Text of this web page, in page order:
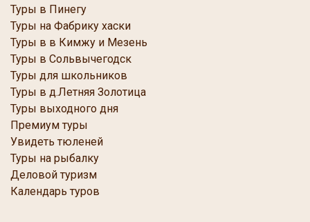
Туры в Пинегу
Туры на Фабрику хаски
Туры в в Кимжу и Мезень
Туры в Сольвычегодск
Туры для школьников
Туры в д.Летняя Золотица
Туры выходного дня
Премиум туры
Увидеть тюленей
Туры на рыбалку
Деловой туризм
Календарь туров